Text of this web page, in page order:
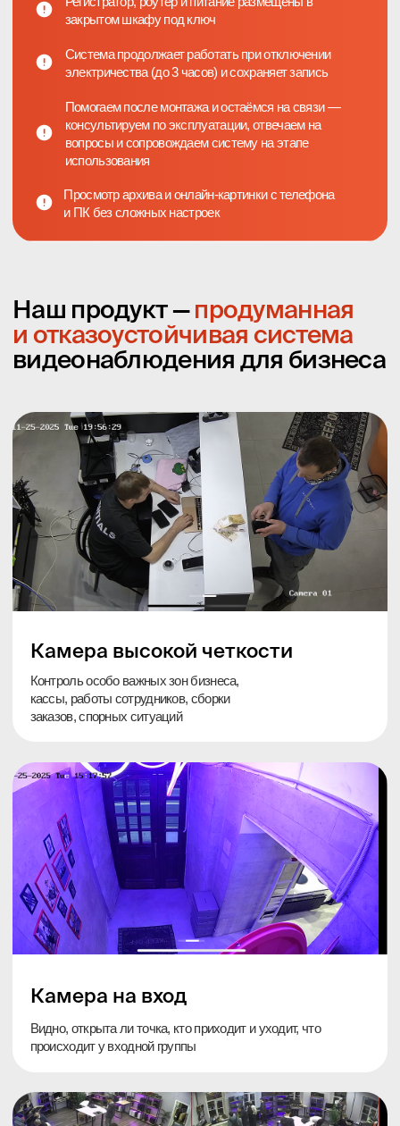
Общая картинка по сотрудникам, клиентам
Камеры общего обзора
Видно, открыта ли точка, кто приходит и уходит, что
происходит у входной группы
При отключении интернета система переходит
на резервный канал связи от сим-карты
и удаленный доступ с телефона продолжает
работать. Роутер запитан от шкафчика
и продолжает работать без электричества до 3х
часов.
Устройство записи хранится в шкафу, который закрыт
от постороннего доступа на ключ.
Что значит
«отказоустойчивая
система»:
РАСЧЕТ СТОИМОСТИ ПОД КЛЮЧ СЕГОДНЯ
подойдёт